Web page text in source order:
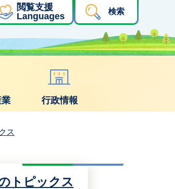
閲覧支援
Languages
検索
業 行政情報
ス
トピックス